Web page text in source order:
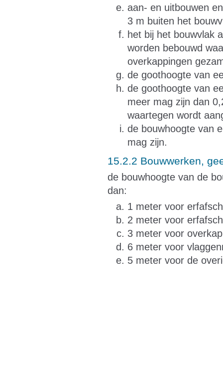
aan- en uitbouwen
3 m buiten het
het bij het bouwvlak
worden bebouwd
overkappingen
de goothoogte van
de goothoogte van
meer mag zijn dan
waartegen wordt
de bouwhoogte van
mag zijn.
15.2.2 Bouwwerken,
de bouwhoogte van de
dan:
1 meter voor
2 meter voor
3 meter voor
6 meter voor
5 meter voor de